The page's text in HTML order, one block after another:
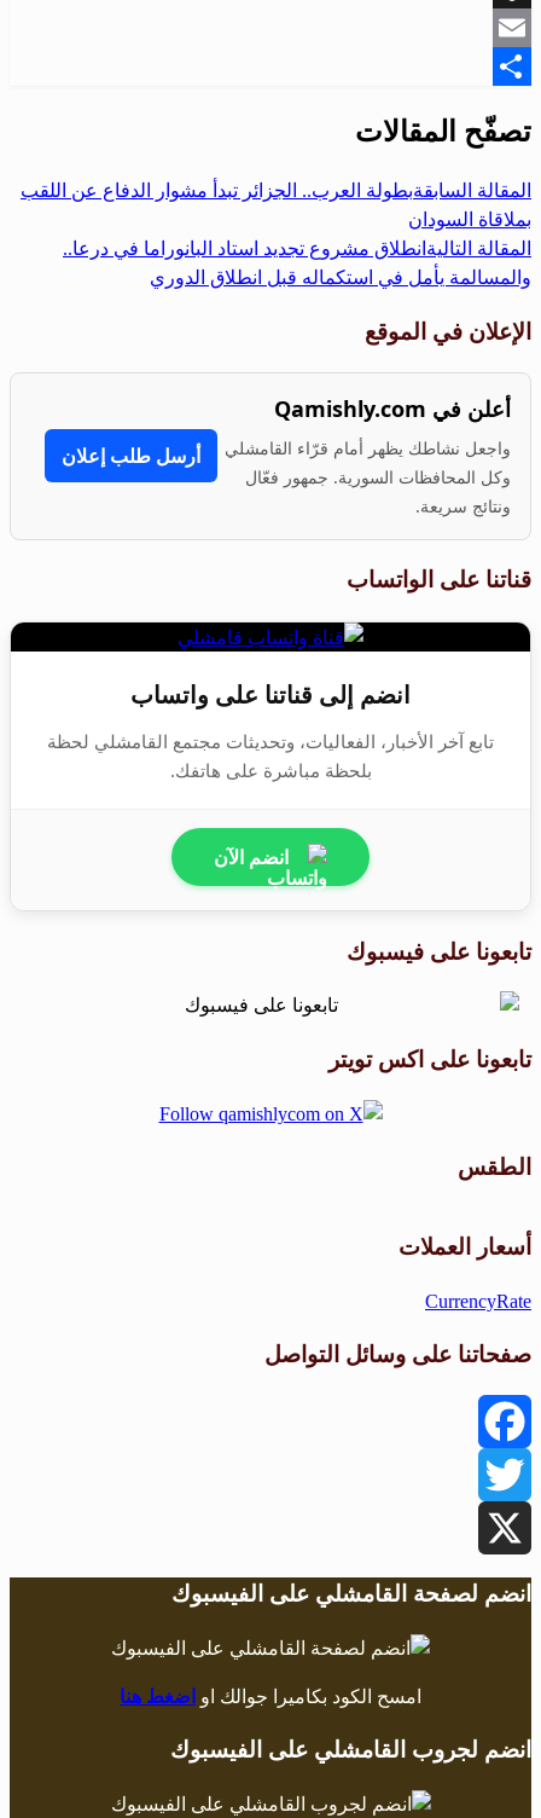
Snapchat
Email
تصفّح المقالات
المقالة السابقةبطولة العرب.. الجزائر تبدأ مشوار الدفاع عن اللقب
بملاقاة السودان
المقالة التالية انطلاق مشروع تجديد استاد البانوراما في درعا..
والمسالمة يأمل في استكماله قبل انطلاق الدوري
الإعلان في الموقع
أعلن في Qamishly.com
واجعل نشاطك يظهر أمام قرّاء القامشلي
وكل المحافظات السورية. جمهور فعّال
ونتائج سريعة.
أرسل طلب إعلان
قناتنا على الواتساب
انضم إلى قناتنا على واتساب
تابع آخر الأخبار، الفعاليات، وتحديثات مجتمع القامشلي لحظة
بلحظة مباشرة على هاتفك.
انضم الآن
تابعونا على فيسبوك
تابعونا على اكس تويتر
الطقس
أسعار العملات
CurrencyRate
صفحاتنا على وسائل التواصل
Facebook
Twitter
X
انضم لصفحة القامشلي على الفيسبوك
امسح الكود بكاميرا جوالك او اضغط هنا
انضم لجروب القامشلي على الفيسبوك